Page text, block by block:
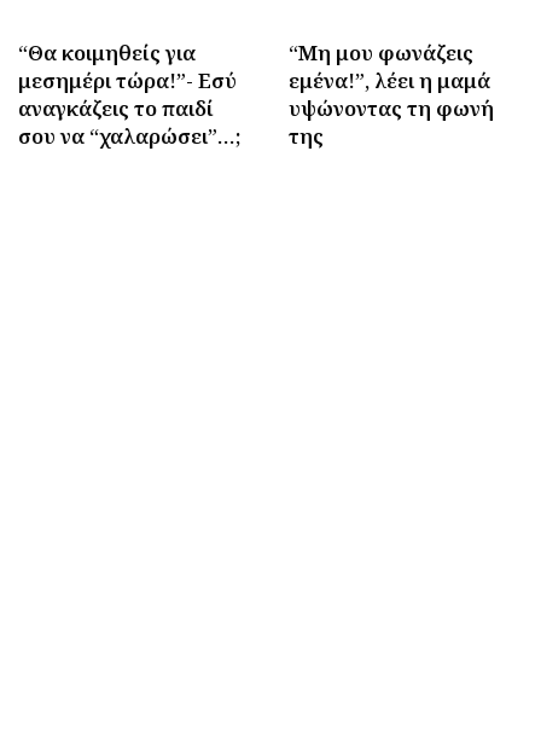
“Θα κοιμηθείς για
μεσημέρι τώρα!”- Εσύ
αναγκάζεις το παιδί
σου να “χαλαρώσει”…;
“Μη μου φωνάζεις
εμένα!”, λέει η μαμά
υψώνοντας τη φωνή
της